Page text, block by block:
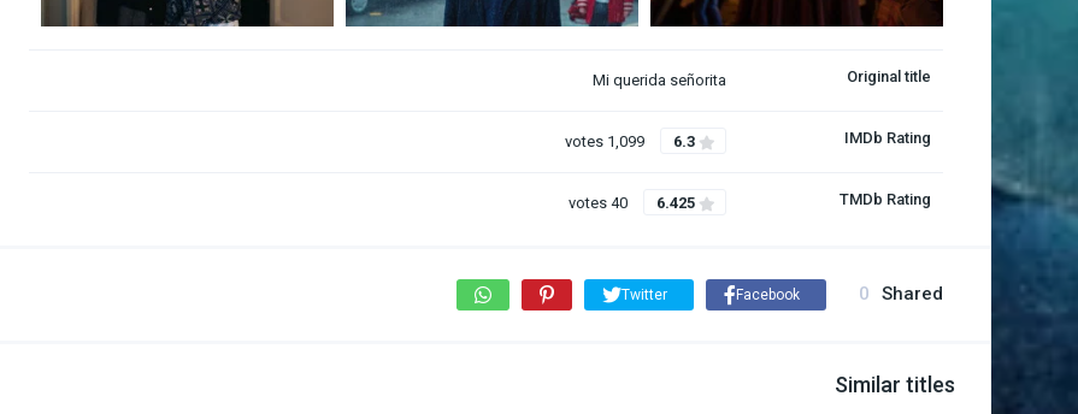
Original title
Mi querida señorita
IMDb Rating
6.3
TMDb Rating
6.425
Shared
0
Facebook
Twitter
Similar titles